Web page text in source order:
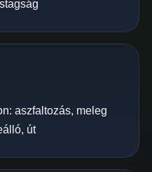
aszfaltozás, meleg
út